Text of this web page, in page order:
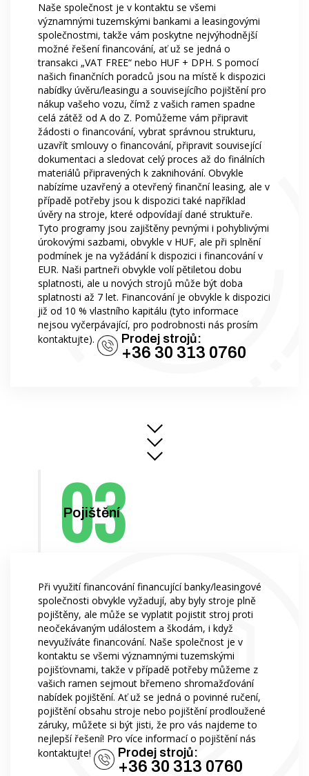
Naše společnost je v kontaktu se všemi
významnými tuzemskými bankami a leasingovými
společnostmi, takže vám poskytne nejvýhodnější
možné řešení financování, ať už se jedná o
transakci „VAT FREE“ nebo HUF + DPH. S pomocí
našich finančních poradců jsou na místě k dispozici
nabídky úvěru/leasingu a souvisejícího pojištění pro
nákup vašeho vozu, čímž z vašich ramen spadne
celá zátěž od A do Z. Pomůžeme vám připravit
žádosti o financování, vybrat správnou strukturu,
uzavřít smlouvy o financování, připravit související
dokumentaci a sledovat celý proces až do finálních
materiálů připravených k zaknihování. Obvykle
nabízíme uzavřený a otevřený finanční leasing, ale v
případě potřeby jsou k dispozici také například
úvěry na stroje, které odpovídají dané struktuře.
Tyto programy jsou zajištěny pevnými i pohyblivými
úrokovými sazbami, obvykle v HUF, ale při splnění
podmínek je na vyžádání k dispozici i financování v
EUR. Naši partneři obvykle volí pětiletou dobu
splatnosti, ale u nových strojů může být doba
splatnosti až 7 let. Financování je obvykle k dispozici
již od 10 % vlastního kapitálu (tyto informace
nejsou vyčerpávající, pro podrobnosti nás prosím
kontaktujte).
Prodej strojů:
+36 30 313 0760
Pojištění
Při využití financování financující banky/leasingové
společnosti obvykle vyžadují, aby byly stroje plně
pojištěny, ale může se vyplatit pojistit stroj proti
neočekávaným událostem a škodám, i když
nevyužíváte financování. Naše společnost je v
kontaktu se všemi významnými tuzemskými
pojišťovnami, takže v případě potřeby můžeme z
vašich ramen sejmout břemeno shromažďování
nabídek pojištění. Ať už se jedná o povinné ručení,
pojištění obsahu stroje nebo pojištění prodloužené
záruky, můžete si být jisti, že pro vás najdeme to
nejlepší řešení! Pro více informací o pojištění nás
kontaktujte!
Prodej strojů:
+36 30 313 0760